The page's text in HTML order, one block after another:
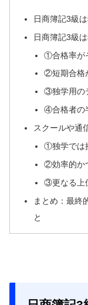
日商簿記3級
日商簿記3級
①合格率が
②短期合格
③独学用の
④合格者の
スクールや通
①独学では
②効率的か
③更なる上
まとめ：最終
と